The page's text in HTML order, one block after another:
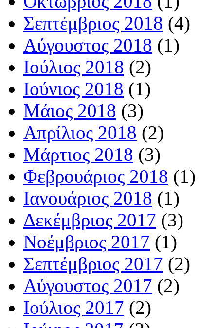
Σεπτέμβριος 2018 (4)
Αύγουστος 2018 (1)
Ιούλιος 2018 (2)
Ιούνιος 2018 (1)
Μάιος 2018 (3)
Απρίλιος 2018 (2)
Μάρτιος 2018 (3)
Φεβρουάριος 2018 (1)
Ιανουάριος 2018 (1)
Δεκέμβριος 2017 (3)
Νοέμβριος 2017 (1)
Σεπτέμβριος 2017 (2)
Αύγουστος 2017 (2)
Ιούλιος 2017 (2)